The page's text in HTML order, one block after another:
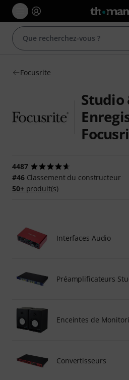
Focusrite
Studio
4487
#46Classement du constructeur
50+produit(s)
Interfaces Audio
Préamplificateurs
Enceintes de
Convertisseurs